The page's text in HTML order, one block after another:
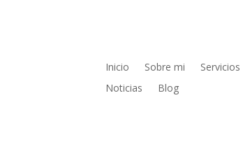
Inicio Sobre mi Servicios
Noticias
Blog